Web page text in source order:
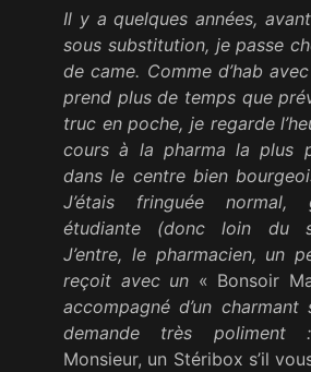
Il y a quelques années,
sous substitution, je passe
de came. Comme d’hab
prend plus de temps que
truc en poche, je regarde
cours à la pharma la plus
dans le centre bien
J’étais fringuée normal,
étudiante (donc loin du
J’entre, le pharmacien, un
reçoit avec un « Bonsoir
accompagné d’un
demande très
Monsieur, un Stéribox s’il